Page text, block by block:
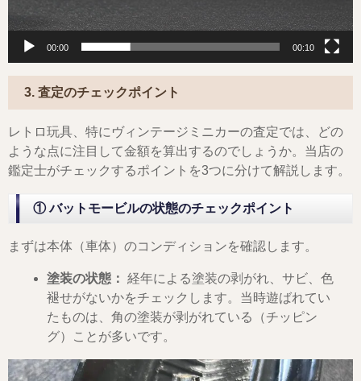
00:00 00:10
3. 査定のチェックポイント
レトロ玩具、特にヴィンテージミニカーの査定では、どの
ような点に注目して金額を算出するのでしょうか。当店の
鑑定士がチェックするポイントを3つに分けて解説します。
① バットモービルの状態のチェックポイント
まずは本体（車体）のコンディションを確認します。
塗装の状態： 経年による塗装の剥がれ、サビ、色
褪せがないかをチェックします。当時遊ばれてい
たものは、角の塗装が剥がれている（チッピン
グ）ことが多いです。